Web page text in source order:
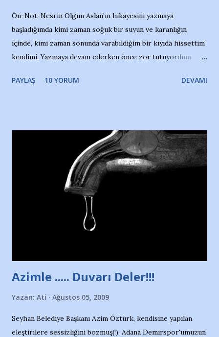
Ön-Not: Nesrin Olgun Aslan’ın hikayesini yazmaya
başladığımda kimi zaman soğuk bir suyun ve karanlığın
içinde, kimi zaman sonunda varabildiğim bir kıyıda hissettim
kendimi. Yazmaya devam ederken önce zor tutuyordum
Yazımı, ağlayarak bitirebildim ancak…Kendisinin web
Nesrin’in Hikayesi’ne başlıyorum… 1964 Adana Yüzme
havuzunun kenarında 7 yaşında kara kuru bir kız çocuğu
duruyor. Havuzun içinde Adana Demirspor Kulübü
yüzücüleri. Erkekler çoğunlukta. Küçük kız etrafına bakıyor.
Sadece 4 kız çocuğu var. Nesrin, Adana Demirspor’un 4
kızından biri oluyor o gün…Giriyor havuza. 1973 – 1975
Adana Nesrin, 16 yaşında. Yüzüyor. 7 yaşında girdiği
Türkiye 3.lüğü var. 17 yaşında mar...
PAYLAŞ 10 YORUM DEVAMI
Azimle ..... Duvarı Deler!!!
Yazan: Ati Ağustos 05, 2009
Seyhan Belediye Başkanı Azim Öztürk, kendisine yapılan
eleştirilere sessizliğini bozmuş(!). Adana Demirspor'umuzun